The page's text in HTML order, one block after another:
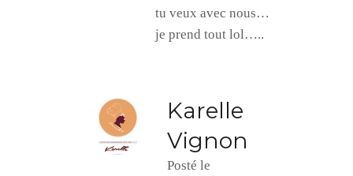
tu veux avec nous…
je prend tout lol…..
Karelle
Vignon
Posté le